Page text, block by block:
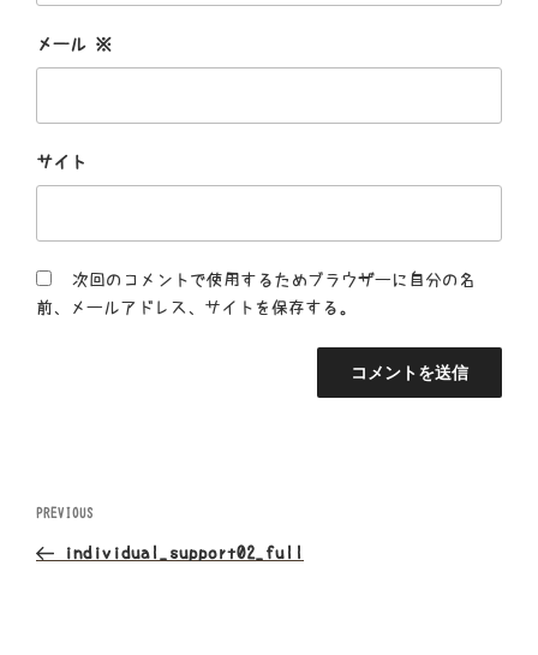
メール ※
サイト
次回のコメントで使用するためブラウザーに自分の名
前、メールアドレス、サイトを保存する。
投
稿
Previous
Post
PREVIOUS
individual_support02_full